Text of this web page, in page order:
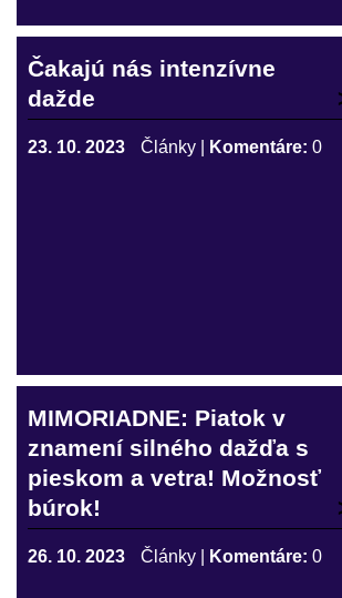
Čakajú nás intenzívne
dažde
23. 10. 2023 Články Komentáre: 0
MIMORIADNE: Piatok v
znamení silného dažďa s
pieskom a vetra! Možnosť
búrok!
26. 10. 2023 Články Komentáre: 0